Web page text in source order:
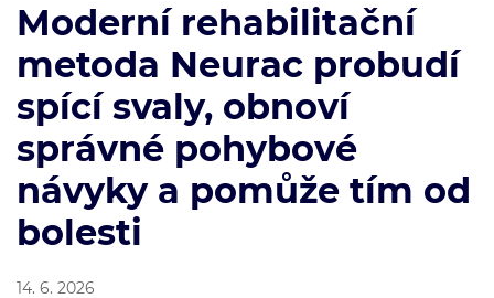
Moderní rehabilitační
metoda Neurac probudí
spící svaly, obnoví
správné pohybové
návyky a pomůže tím od
bolesti
14. 6. 2026